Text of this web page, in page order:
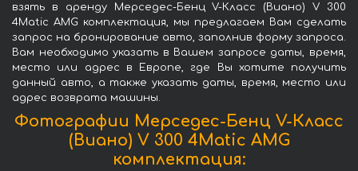
взять в аренду Мерседес-Бенц V-Класс (Виано) V 300
4Matic AMG комплектация, мы предлагаем Вам сделать
запрос на бронирование авто, заполнив форму запроса.
Вам необходимо указать в Вашем запросе даты, время,
место или адрес в Европе, где Вы хотите получить
данный авто, а также указать даты, время, место или
адрес возврата машины.
Фотографии Мерседес-Бенц V-Класс
(Виано) V 300 4Matic AMG
комплектация: